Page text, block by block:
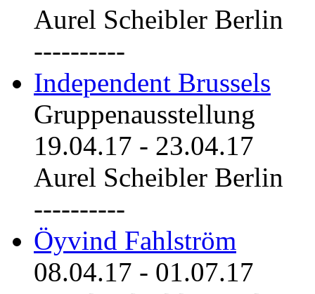
Aurel Scheibler Berlin
----------
Independent Brussels
Gruppenausstellung
19.04.17 - 23.04.17
Aurel Scheibler Berlin
----------
Öyvind Fahlström
08.04.17 - 01.07.17